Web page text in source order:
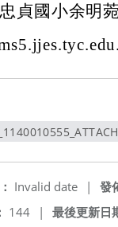
貞國小余明
發
Invalid date
|
最後更新日
144 |